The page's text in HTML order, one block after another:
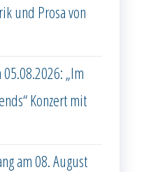
und Prosa von
„Im
Konzert mit
am 08. August